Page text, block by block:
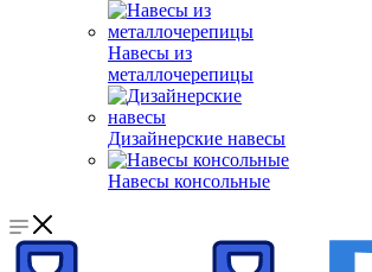
Навесы из
металлочерепицы
Дизайнерские навесы
Навесы консольные